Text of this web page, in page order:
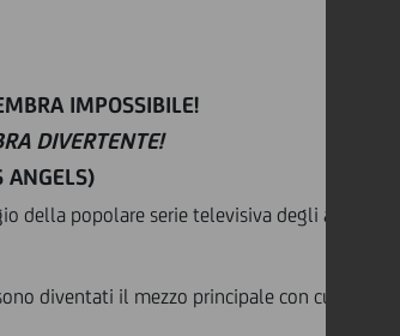
IMPOSSIBILE!
DIVERTENTE!
ANGELS)
popolare serie televisiva degli anni ’70
diventati il mezzo principale con cui i